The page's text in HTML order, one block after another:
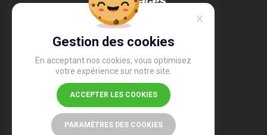
Gestion des cookies
En acceptant nos cookies, vous optimisez
votre expérience sur notre site.
ACCEPTER LES COOKIES
PARAMÈTRES DES COOKIES
4,4